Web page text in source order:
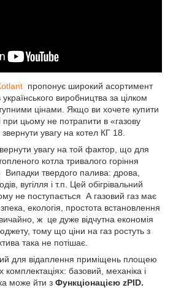
пропонує широкий асортимент
виробництва за цілком
цінами. Якщо ви хочете купити
при цьому не потрапити в «газову
увагу на котел КГ 18.
увагу на той фактор, що для
котла тривалого горіння
твердого палива: дрова,
вугілля і т.п. Цей обігрівальний
не поступається А газовий газ має
екологія, простота встановлення
ж це дуже відчутна економія
тому що ціни на газ ростуть з
така не потішає.
для відаплення приміщень площею
базовий, механіка і
може йти з Функціонацією zPID.